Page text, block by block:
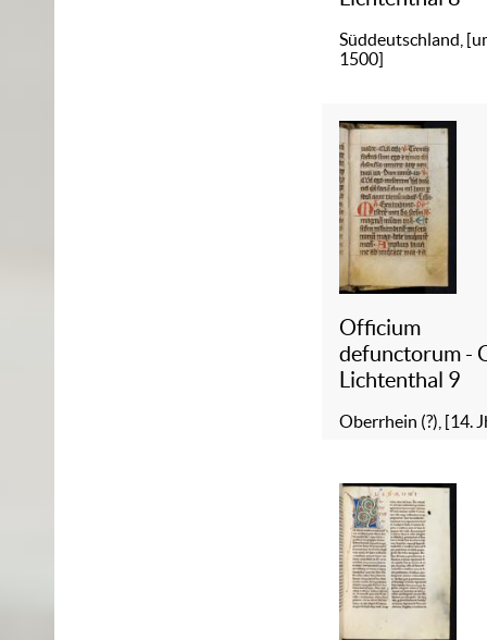
Süddeutschland,
1500]
Officium
defunctorum -
Lichtenthal 9
Oberrhein (?), [14.